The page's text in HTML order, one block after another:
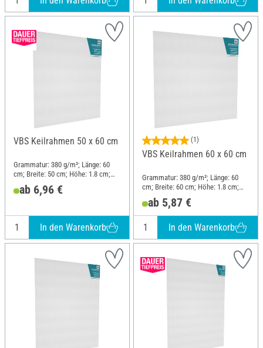
VBS Keilrahmen 50 x 60 cm
Grammatur: 380 g/m²; Länge: 60
cm; Breite: 50 cm; Höhe: 1.8 cm;
Material: Baumwolle
ab 6,96 €
In den Warenkorb
(1)
VBS Keilrahmen 60 x 60 cm
Grammatur: 380 g/m²; Länge: 60
cm; Breite: 60 cm; Höhe: 1.8 cm;
Material: Baumwolle
ab 5,87 €
In den Warenkorb